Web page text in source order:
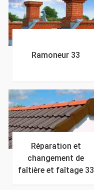
Ramoneur 33
Réparation et
changement de
faîtière et faîtage 33